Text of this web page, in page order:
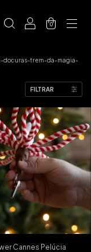
0
docuras-trem-da-magia-
FILTRAR
Cannes Pelúcia